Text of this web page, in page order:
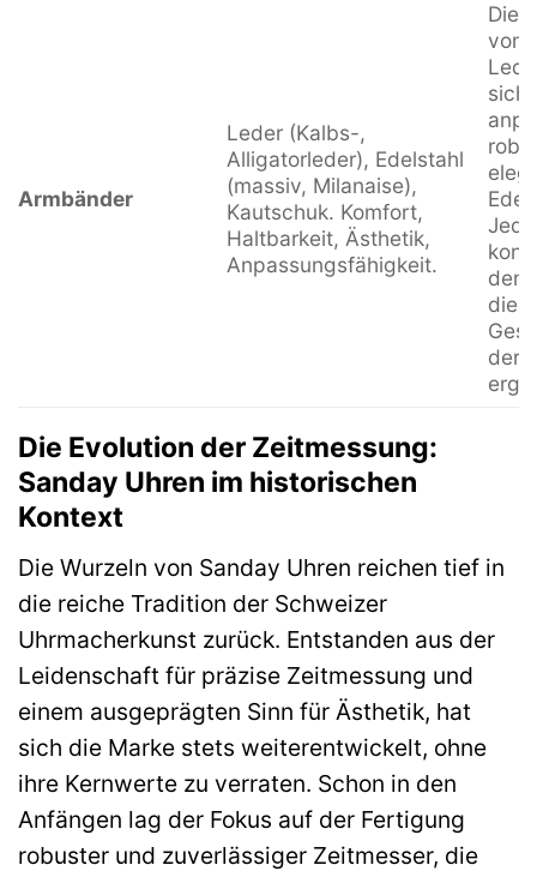
Armbänder
Leder (Kalbs-,
Alligatorleder), Edelstahl
(massiv, Milanaise),
Kautschuk. Komfort,
Haltbarkeit, Ästhetik,
Anpassungsfähigkeit.
Die
von
sich
den
die
der
Die Evolution der Zeitmessung:
Sanday Uhren im historischen
Kontext
Die Wurzeln von Sanday Uhren reichen tief in
die reiche Tradition der Schweizer
Uhrmacherkunst zurück. Entstanden aus der
Leidenschaft für präzise Zeitmessung und
einem ausgeprägten Sinn für Ästhetik, hat
sich die Marke stets weiterentwickelt, ohne
ihre Kernwerte zu verraten. Schon in den
Anfängen lag der Fokus auf der Fertigung
robuster und zuverlässiger Zeitmesser, die